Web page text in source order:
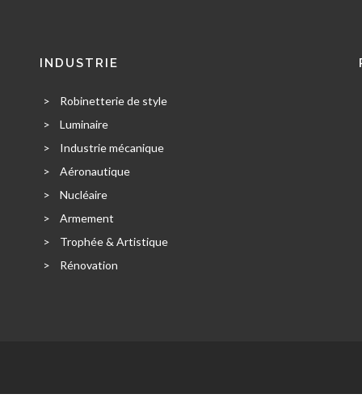
INDUSTRIE
>
Robinetterie de style
>
Luminaire
>
Industrie mécanique
>
Aéronautique
>
Nucléaire
>
Armement
>
Trophée & Artistique
>
Rénovation